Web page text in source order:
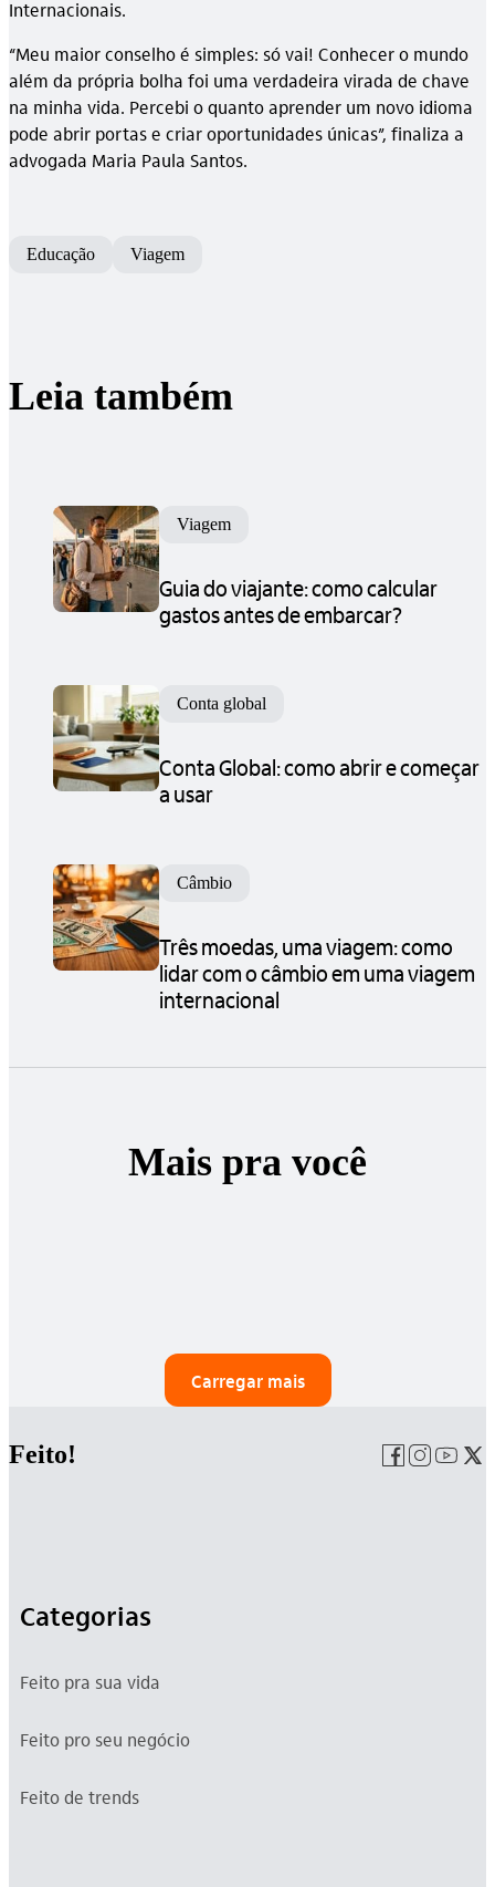
Internacionais.
“Meu maior conselho é simples: só vai! Conhecer o mundo
além da própria bolha foi uma verdadeira virada de chave
na minha vida. Percebi o quanto aprender um novo idioma
pode abrir portas e criar oportunidades únicas”, finaliza a
advogada Maria Paula Santos.
Educação Viagem
Leia também
Viagem
Guia do viajante: como calcular
gastos antes de embarcar?
Conta global
Conta Global: como abrir e começar
a usar
Câmbio
Três moedas, uma viagem: como
lidar com o câmbio em uma viagem
internacional
Mais pra você
Carregar mais
Feito!
Categorias
Feito pra sua vida
Feito pro seu negócio
Feito de trends